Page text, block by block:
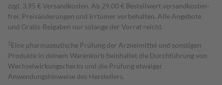
zzgl. 3,95 € Versandkosten. Ab 29,00 € Bestell­wert versand­kosten­
frei. Preisänderungen und Irrtümer vorbehalten. Alle Angebote
und Gratis-Beigaben nur solange der Vorrat reicht.
1 Eine pharmazeutische Prüfung der Arzneimittel und sonstigen
Produkte in deinem Warenkorb beinhaltet die Durchführung von
Wechselwirkungschecks und die Prüfung etwaiger
Anwendungshinweise des Herstellers.